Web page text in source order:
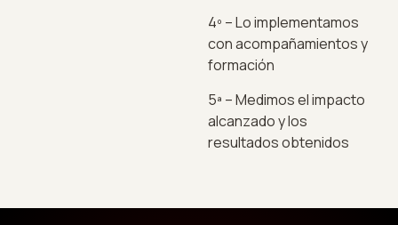
4º – Lo implementamos
con acompañamientos y
formación
5ª – Medimos el impacto
alcanzado y los
resultados obtenidos